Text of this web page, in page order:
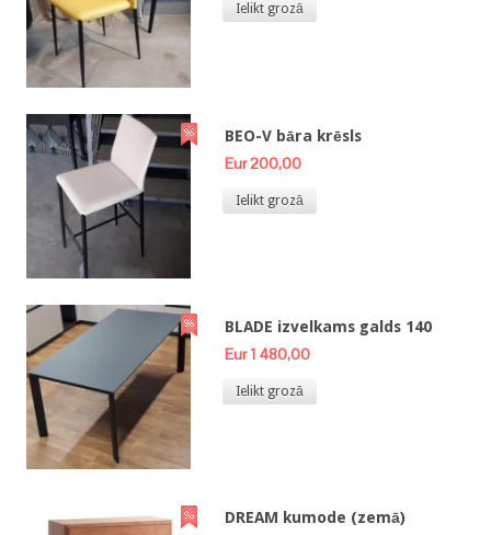
Ielikt grozā
BEO-V bāra krēsls
Eur 200,00
Ielikt grozā
BLADE izvelkams galds 140
Eur 1 480,00
Ielikt grozā
DREAM kumode (zemā)